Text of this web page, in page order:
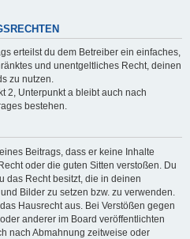
erteilst du dem Betreiber ein einfaches,
und unentgeltliches Recht, deinen
zu nutzen.
2, Unterpunkt a bleibt auch nach
bestehen.
Beitrags, dass er keine Inhalte
oder die guten Sitten verstoßen. Du
das Recht besitzt, die in deinen
Bilder zu setzen bzw. zu verwenden.
Hausrecht aus. Bei Verstößen gegen
anderer im Board veröffentlichten
nach Abmahnung zeitweise oder